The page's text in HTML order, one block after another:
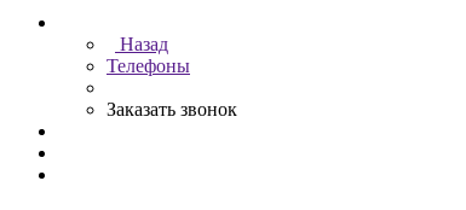
Назад
Телефоны
Заказать звонок